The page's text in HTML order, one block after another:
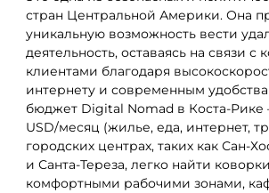
стран Центральной Америки. Она
уникальную возможность вести
деятельность, оставаясь на связи с
клиентами благодаря
интернету и современным
бюджет Digital Nomad в Коста-
USD/месяц (жилье, еда, интернет,
городских центрах, таких как Сан-
и Санта-Тереза, легко найти
комфортными рабочими зонами,